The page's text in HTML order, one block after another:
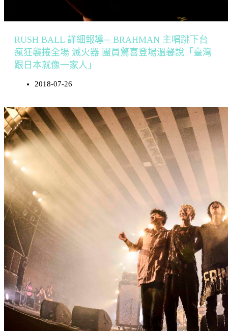
RUSH BALL 詳細報導─ BRAHMAN 主唱跳下台
瘋狂襲捲全場 滅火器 團員驚喜登場溫馨說「臺灣
跟日本就像一家人」
2018-07-26